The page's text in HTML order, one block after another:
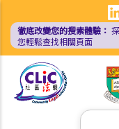
內
徹底改變您的搜索體驗：
您輕鬆查找相關頁面
Search